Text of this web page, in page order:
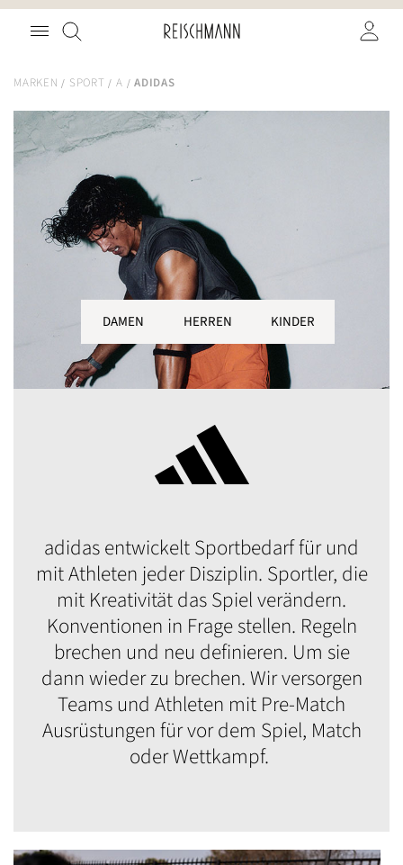
Zum
Inhalt
Suche
MARKEN SPORT A ADIDAS
DAMEN HERREN KINDER
adidas entwickelt Sportbedarf für und
mit Athleten jeder Disziplin. Sportler, die
mit Kreativität das Spiel verändern.
Konventionen in Frage stellen. Regeln
brechen und neu definieren. Um sie
dann wieder zu brechen. Wir versorgen
Teams und Athleten mit Pre-Match
Ausrüstungen für vor dem Spiel, Match
oder Wettkampf.